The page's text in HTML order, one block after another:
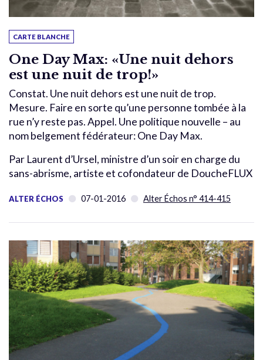
CARTE BLANCHE
One Day Max: «Une nuit dehors
est une nuit de trop!»
Constat. Une nuit dehors est une nuit de trop.
Mesure. Faire en sorte qu’une personne tombée à la
rue n’y reste pas. Appel. Une politique nouvelle – au
nom belgement fédérateur: One Day Max.
Par Laurent d’Ursel, ministre d’un soir en charge du
sans-abrisme, artiste et cofondateur de DoucheFLUX
ALTER ÉCHOS 07-01-2016 Alter Échos n° 414-415